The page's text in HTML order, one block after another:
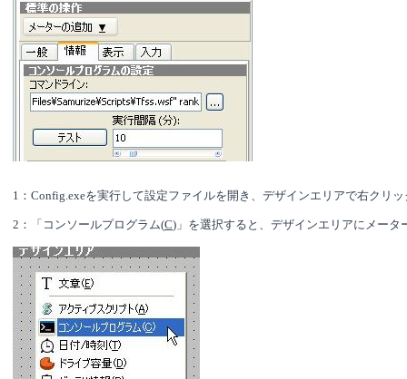
1：Config.exeを実行して設定ファイルを開き、デザインエリアで右クリ
2：「コンソールプログラム(C)」を選択すると、デザインエリアにメータ